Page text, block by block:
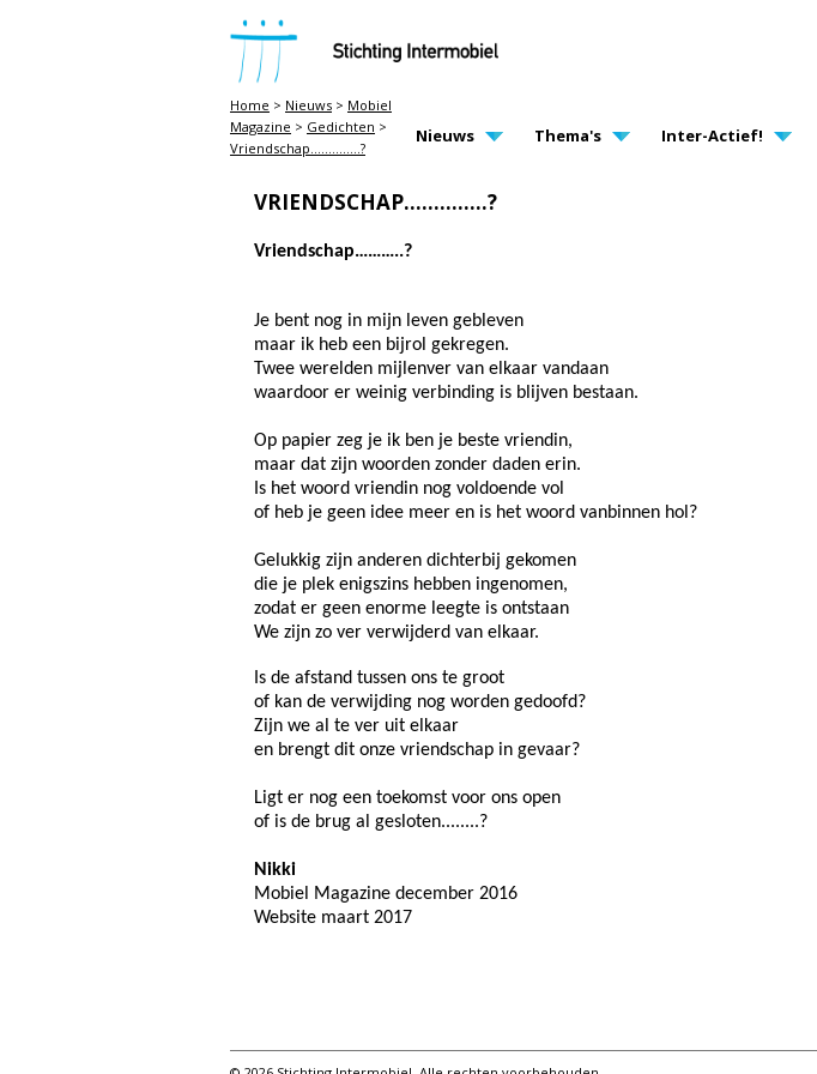
STICHTING INTERMOBIEL
MAIN PAGE NAVIGATION
Nieuws Thema's Inter-Actief!
Home > Nieuws > Mobiel
Magazine > Gedichten >
Vriendschap..............?
VRIENDSCHAP..............?
Vriendschap………..?
Je bent nog in mijn leven gebleven
maar ik heb een bijrol gekregen.
Twee werelden mijlenver van elkaar vandaan
waardoor er weinig verbinding is blijven bestaan.
Op papier zeg je ik ben je beste vriendin,
maar dat zijn woorden zonder daden erin.
Is het woord vriendin nog voldoende vol
of heb je geen idee meer en is het woord vanbinnen hol?
Gelukkig zijn anderen dichterbij gekomen
die je plek enigszins hebben ingenomen,
zodat er geen enorme leegte is ontstaan
We zijn zo ver verwijderd van elkaar.
Is de afstand tussen ons te groot
of kan de verwijding nog worden gedoofd?
Zijn we al te ver uit elkaar
en brengt dit onze vriendschap in gevaar?
Ligt er nog een toekomst voor ons open
of is de brug al gesloten........?
Nikki
Mobiel Magazine december 2016
Website maart 2017